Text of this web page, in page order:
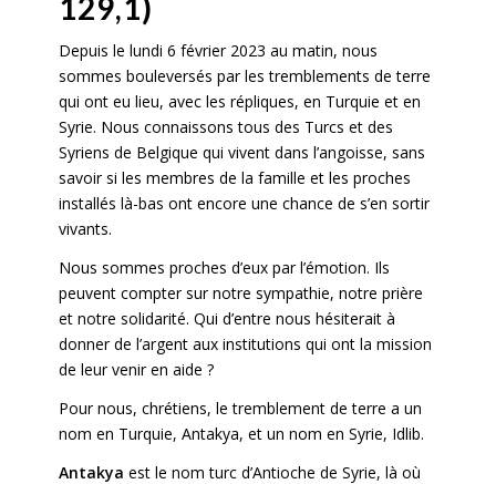
129,1)
Depuis le lundi 6 février 2023 au matin, nous
sommes bouleversés par les tremblements de terre
qui ont eu lieu, avec les répliques, en Turquie et en
Syrie. Nous connaissons tous des Turcs et des
Syriens de Belgique qui vivent dans l’angoisse, sans
savoir si les membres de la famille et les proches
installés là-bas ont encore une chance de s’en sortir
vivants.
Nous sommes proches d’eux par l’émotion. Ils
peuvent compter sur notre sympathie, notre prière
et notre solidarité. Qui d’entre nous hésiterait à
donner de l’argent aux institutions qui ont la mission
de leur venir en aide ?
Pour nous, chrétiens, le tremblement de terre a un
nom en Turquie, Antakya, et un nom en Syrie, Idlib.
Antakya est le nom turc d’Antioche de Syrie, là où